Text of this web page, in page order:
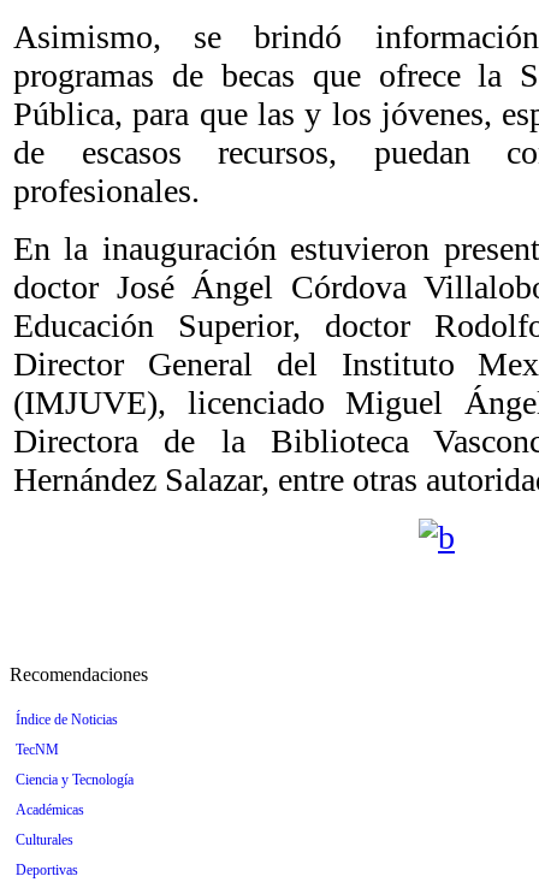
Asimismo, se brindó
programas de becas que ofrece la
Pública, para que las y los jóvenes,
de escasos recursos, puedan
profesionales.
En la inauguración estuvieron
doctor José Ángel Córdova
Educación Superior, doctor
Director General del Instituto
(IMJUVE), licenciado Miguel
Directora de la Biblioteca
Hernández Salazar, entre otras
Recomendaciones
Índice de Noticias
TecNM
Ciencia y Tecnología
Académicas
Culturales
Deportivas